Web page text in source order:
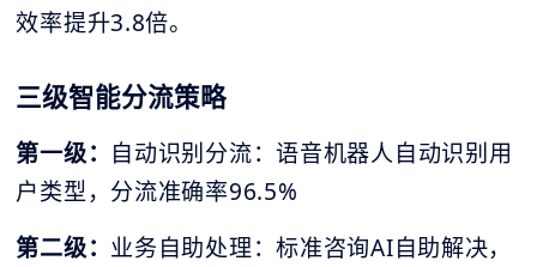
效率提升3.8倍。
三级智能分流策略
第一级： 自动识别分流：语音机器人自动识别用
户类型，分流准确率96.5%
第二级： 业务自助处理：标准咨询AI自助解决，